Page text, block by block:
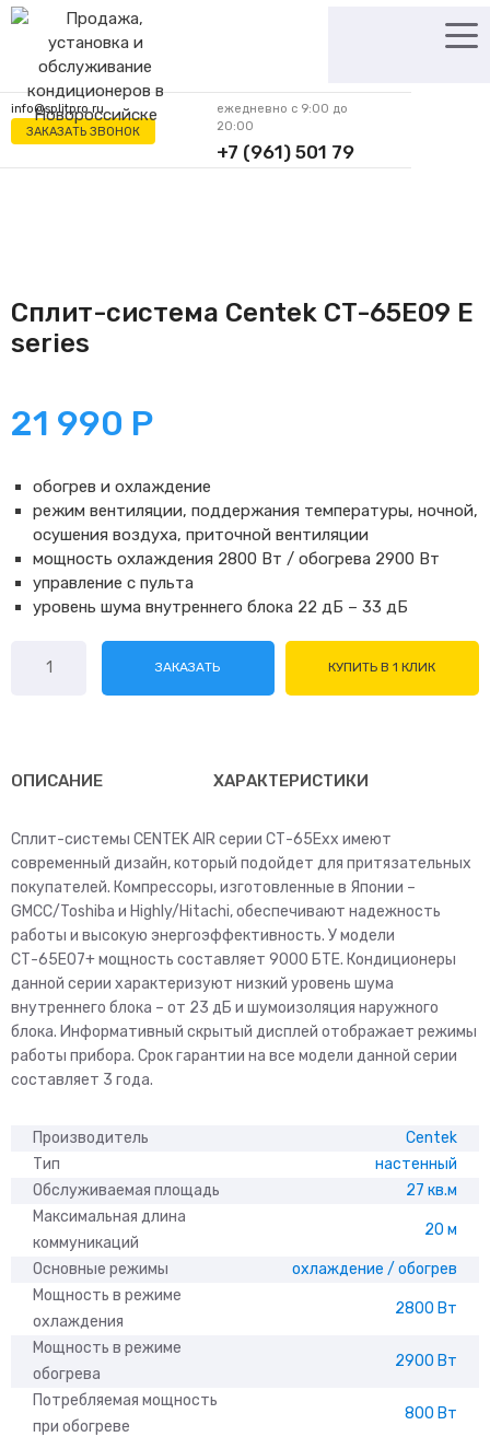
Перейти
содержимому
info@splitpro.ru
ЗАКАЗАТЬ ЗВОНОК
ежедневно с 9:00 до
20:00
+7 (961) 501 79
62
Сплит-система Centek CT-65E09 E
series
21 990 Р
обогрев и охлаждение
режим вентиляции, поддержания температуры, ночной,
осушения воздуха, приточной вентиляции
мощность охлаждения 2800 Вт / обогрева 2900 Вт
управление с пульта
уровень шума внутреннего блока 22 дБ – 33 дБ
товара
E
ЗАКАЗАТЬ КУПИТЬ В 1 КЛИК
ОПИСАНИЕ ХАРАКТЕРИСТИКИ
Сплит-системы CENTEK AIR серии СТ-65Ехх имеют
современный дизайн, который подойдет для притязательных
покупателей. Компрессоры, изготовленные в Японии –
GMCC/Toshiba и Highly/Hitachi, обеспечивают надежность
работы и высокую энергоэффективность. У модели
СТ-65Е07+ мощность составляет 9000 БТЕ. Кондиционеры
данной серии характеризуют низкий уровень шума
внутреннего блока – от 23 дБ и шумоизоляция наружного
блока. Информативный скрытый дисплей отображает режимы
работы прибора. Срок гарантии на все модели данной серии
составляет 3 года.
Производитель
Centek
Тип
настенный
Обслуживаемая площадь
27 кв.м
Максимальная длина
коммуникаций
20 м
Основные режимы
охлаждение / обогрев
Мощность в режиме
охлаждения
2800 Вт
Мощность в режиме
обогрева
2900 Вт
Потребляемая мощность
при обогреве
800 Вт